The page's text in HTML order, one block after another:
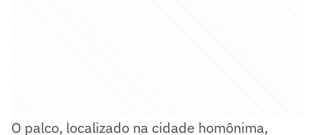
O palco, localizado na cidade homônima,